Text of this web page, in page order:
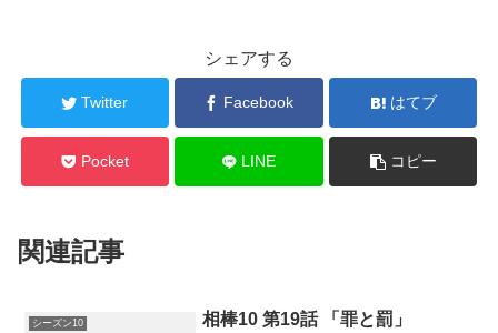
シェアする
Twitter Facebook はてブ
Pocket LINE コピー
関連記事
シーズン10 相棒10 第19話 「罪と罰」